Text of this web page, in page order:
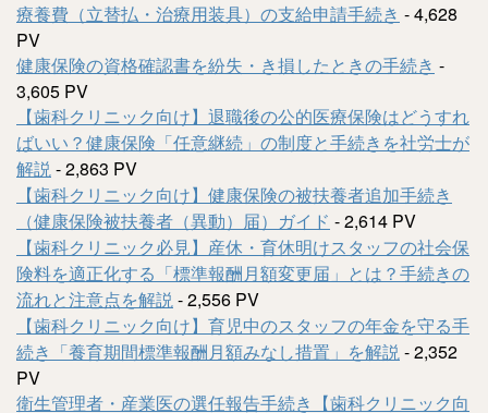
療養費（立替払・治療用装具）の支給申請手続き - 4,628
PV
健康保険の資格確認書を紛失・き損したときの手続き -
3,605 PV
【歯科クリニック向け】退職後の公的医療保険はどうすれ
ばいい？健康保険「任意継続」の制度と手続きを社労士が
解説- 2,863 PV
【歯科クリニック向け】健康保険の被扶養者追加手続き
（健康保険被扶養者（異動）届）ガイド - 2,614 PV
【歯科クリニック必見】産休・育休明けスタッフの社会保
険料を適正化する「標準報酬月額変更届」とは？手続きの
流れと注意点を解説- 2,556 PV
【歯科クリニック向け】育児中のスタッフの年金を守る手
続き「養育期間標準報酬月額みなし措置」を解説- 2,352
PV
衛生管理者・産業医の選任報告手続き【歯科クリニック向